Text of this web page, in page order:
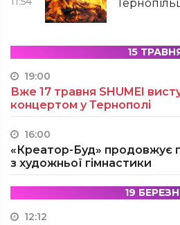
15
19:00
Вже 17 травня SHUMEI
концертом у Тернополі
16:00
«Креатор-Буд» продовжує
з художньої гімнастики
19
12:12